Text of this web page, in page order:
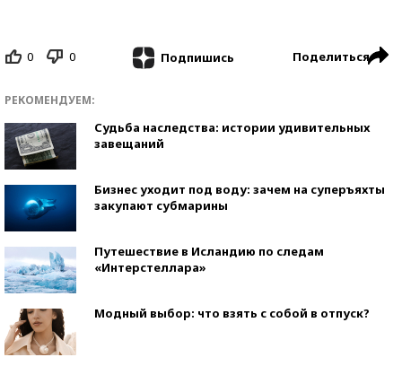
0 0 Подпишись Поделиться
РЕКОМЕНДУЕМ:
Судьба наследства: истории удивительных
завещаний
Бизнес уходит под воду: зачем на суперъяхты
закупают субмарины
Путешествие в Исландию по следам
«Интерстеллара»
Модный выбор: что взять с собой в отпуск?